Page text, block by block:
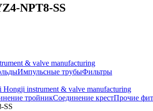
NPT8-SS
& valve manufacturing
Импульсные трубыФильтры
instrument & valve manufacturing
тройникСоединение крестПрочие
SS